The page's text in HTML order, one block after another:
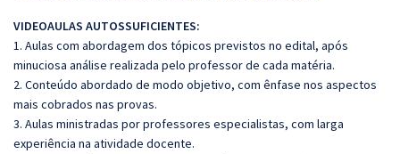
VIDEOAULAS AUTOSSUFICIENTES:
1. Aulas com abordagem dos tópicos previstos no edital, após
minuciosa análise realizada pelo professor de cada matéria.
2. Conteúdo abordado de modo objetivo, com ênfase nos aspectos
mais cobrados nas provas.
3. Aulas ministradas por professores especialistas, com larga
experiência na atividade docente.